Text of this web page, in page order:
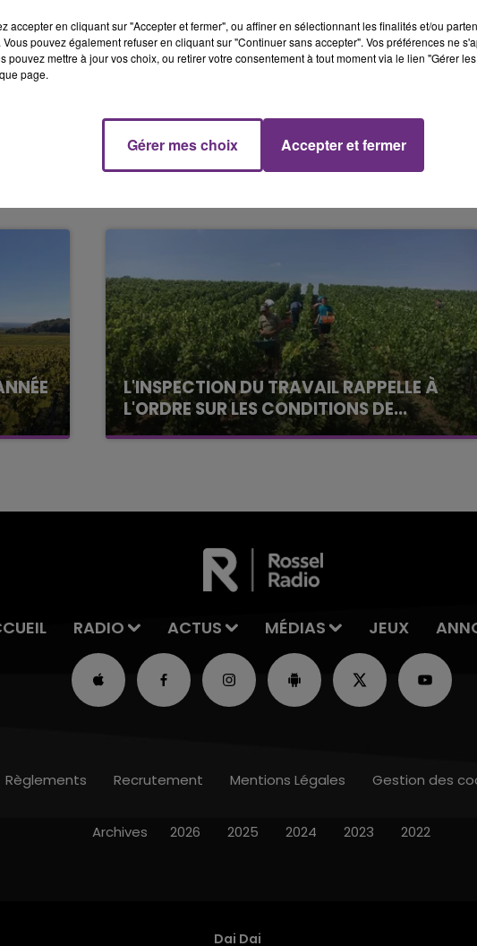
jeudi
L'INSPECTION DU TRAVAIL RAPPELLE À
L'ORDRE SUR LES CONDITIONS DE...
Alors que les dates de début des vendange
Le Club Champagne FM
RADIO ACTUS MÉDIAS JEUX
Dai Dai
Règlements Recrutement Mentions Légales Gestion des
Archives 2026 2025 2024 2023 2022
accepter en cliquant sur "Accepter et fermer", ou affiner en sélectionnant les finalités et/ou
Vous pouvez également refuser en cliquant sur "Continuer sans accepter". Vos préférences ne
pouvez mettre à jour vos choix, ou retirer votre consentement à tout moment via le lien "Gérer
page.
Gérer mes choix Accepter et fermer